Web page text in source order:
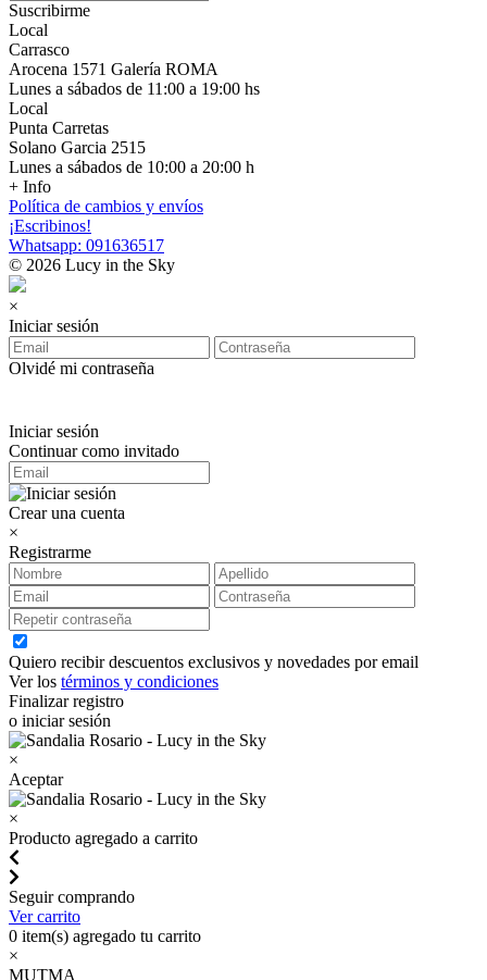
Suscribirme
Local
Carrasco
Arocena 1571 Galería ROMA
Lunes a sábados de 11:00 a 19:00 hs
Local
Punta Carretas
Solano Garcia 2515
Lunes a sábados de 10:00 a 20:00 h
+ Info
Política de cambios y envíos
¡Escribinos!
Whatsapp: 091636517
© 2026 Lucy in the Sky
×
Iniciar sesión
Olvidé mi contraseña
Iniciar sesión
Continuar como invitado
Crear una cuenta
×
Registrarme
Quiero recibir descuentos exclusivos y novedades por email
Ver los términos y condiciones
Finalizar registro
o iniciar sesión
×
Aceptar
×
Producto agregado a carrito
Seguir comprando
Ver carrito
0 item(s) agregado tu carrito
×
MUTMA